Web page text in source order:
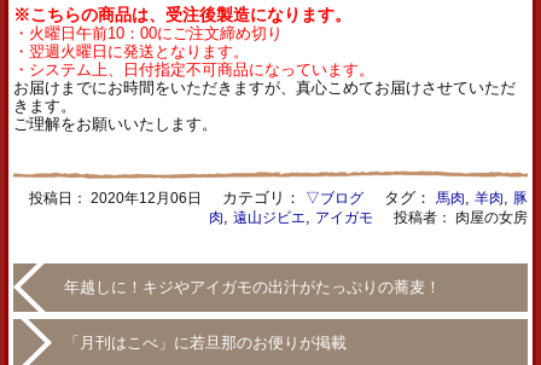
※こちらの商品は、受注後製造になります。
・火曜日午前10：00にご注文締め切り
・翌週火曜日に発送となります。
・システム上、日付指定不可商品になっています。
お届けまでにお時間をいただきますが、真心こめてお届けさせていただ
きます。
ご理解をお願いいたします。
投稿日： 2020年12月06日 カテゴリ： ▽ブログタグ： 馬肉 羊肉
豚
肉
遠山ジビエ アイガモ 投稿者： 肉屋の女房
年越しに！キジやアイガモの出汁がたっぷりの蕎麦！
「月刊はこべ」に若旦那のお便りが掲載